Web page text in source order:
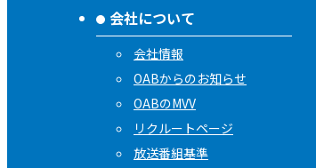
会社について
会社情報
OABからのお知らせ
OABのMVV
リクルートページ
放送番組基準